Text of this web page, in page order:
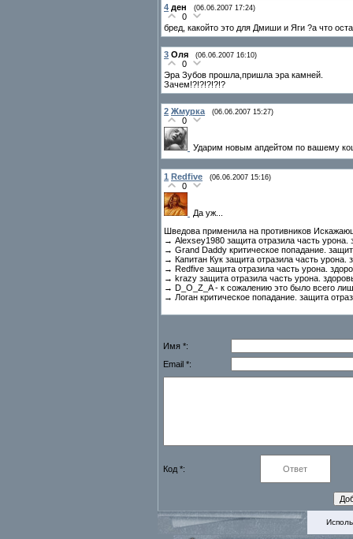
4 ден (06.06.2007 17:24)
0
бред, какойто это для Дмиши и Яги ?а что
3 Оля (06.06.2007 16:10)
0
Эра Зубов прошла,пришла эра камней.
Зачем!?!?!?!?!?
2 Жмурка (06.06.2007 15:27)
0
Ударим новым апдейтом по вашему
1 Redfive (06.06.2007 15:16)
0
Да уж...
Шведова применила на противников
→ Alexsey1980 защита отразила часть урона.
→ Grand Daddy критическое попадание.
→ Капитан Кук защита отразила часть урона.
→ Redfive защита отразила часть урона.
→ krazy защита отразила часть урона.
→ D_O_Z_A - к сожалению это было всего
→ Логан критическое попадание. защита
Имя *:
Email *:
Код *: